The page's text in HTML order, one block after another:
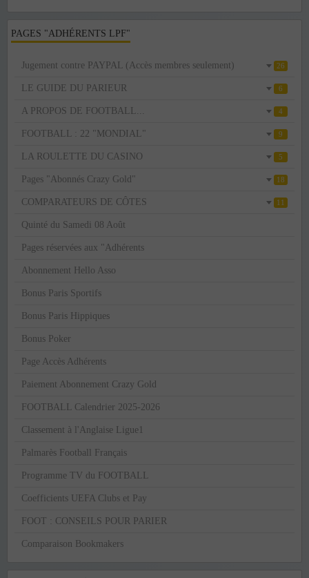
PAGES "ADHÉRENTS LPF"
Jugement contre PAYPAL (Accès membres seulement) 26
LE GUIDE DU PARIEUR 6
A PROPOS DE FOOTBALL... 4
FOOTBALL : 22 "MONDIAL" 9
LA ROULETTE DU CASINO 5
Pages "Abonnés Crazy Gold" 18
COMPARATEURS DE CÔTES 11
Quinté du Samedi 08 Août
Pages réservées aux "Adhérents
Abonnement Hello Asso
Bonus Paris Sportifs
Bonus Paris Hippiques
Bonus Poker
Page Accès Adhérents
Paiement Abonnement Crazy Gold
FOOTBALL Calendrier 2025-2026
Classement à l'Anglaise Ligue1
Palmarès Football Français
Programme TV du FOOTBALL
Coefficients UEFA Clubs et Pay
FOOT : CONSEILS POUR PARIER
Comparaison Bookmakers